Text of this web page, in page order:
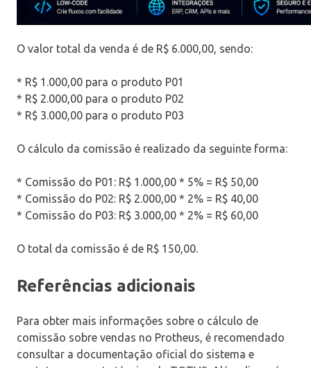
O valor total da venda é de R$ 6.000,00, sendo:
* R$ 1.000,00 para o produto P01
* R$ 2.000,00 para o produto P02
* R$ 3.000,00 para o produto P03
O cálculo da comissão é realizado da seguinte forma:
* Comissão do P01: R$ 1.000,00 * 5% = R$ 50,00
* Comissão do P02: R$ 2.000,00 * 2% = R$ 40,00
* Comissão do P03: R$ 3.000,00 * 2% = R$ 60,00
O total da comissão é de R$ 150,00.
Referências adicionais
Para obter mais informações sobre o cálculo de
comissão sobre vendas no Protheus, é recomendado
consultar a documentação oficial do sistema e